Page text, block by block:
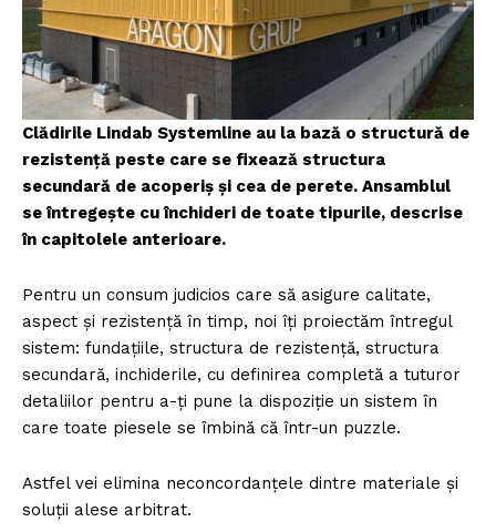
Clădirile Lindab Systemline au la bază o structură de
rezistență peste care se fixează structura
secundară de acoperiș și cea de perete. Ansamblul
se întregește cu închideri de toate tipurile, descrise
în capitolele anterioare.
Pentru un consum judicios care să asigure calitate,
aspect și rezistență în timp, noi îți proiectăm întregul
sistem: fundațiile, structura de rezistență, structura
secundară, inchiderile, cu definirea completă a tuturor
detaliilor pentru a-ți pune la dispoziție un sistem în
care toate piesele se îmbină că într-un puzzle.
Astfel vei elimina neconcordanțele dintre materiale și
soluții alese arbitrat.